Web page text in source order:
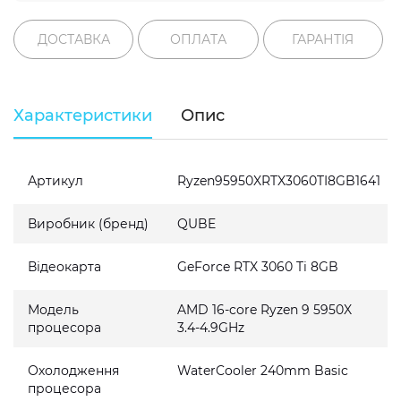
ДОСТАВКА ОПЛАТА ГАРАНТІЯ
Характеристики Опис
Артикул Ryzen95950XRTX3060TI8GB1641
Виробник (бренд) QUBE
Відеокарта GeForce RTX 3060 Ti 8GB
Модель
процесора
AMD 16-core Ryzen 9 5950X
3.4-4.9GHz
Охолодження
процесора
WaterCooler 240mm Basic